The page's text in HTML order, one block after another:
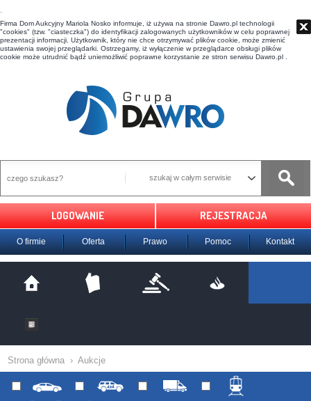
t
Firma Dom Aukcyjny Mariola Nosko informuje, iż używa na stronie Dawro.pl technologii
"cookies" (tzw. "ciasteczka") do identyfikacji zalogowanych użytkowników w celu poprawnej
prezentacji informacji. Użytkownik, który nie chce otrzymywać plików cookie, może zmienić
ustawienia swojej przeglądarki. Ostrzegamy, iż wyłączenie w przeglądarce obsługi plików
cookie może utrudnić bądź uniemożliwić poprawne korzystanie ze stron serwisu Dawro.pl .
szukaj w całym serwisie
LOGOWANIE REJESTRACJA
O firmie Oferta Prawo Pomoc Kontakt
Strona główna › Aukcje